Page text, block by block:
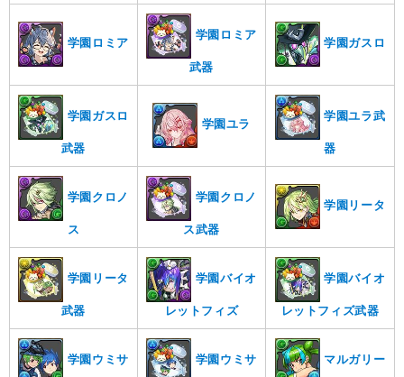
学園ロミア
学園ロミア
武器
学園ガスロ
学園ガスロ
武器
学園ユラ
学園ユラ武
器
学園クロノ
ス
学園クロノ
ス武器
学園リータ
学園リータ
武器
学園バイオ
レットフィズ
学園バイオ
レットフィズ武器
学園ウミサ 学園ウミサ マルガリー